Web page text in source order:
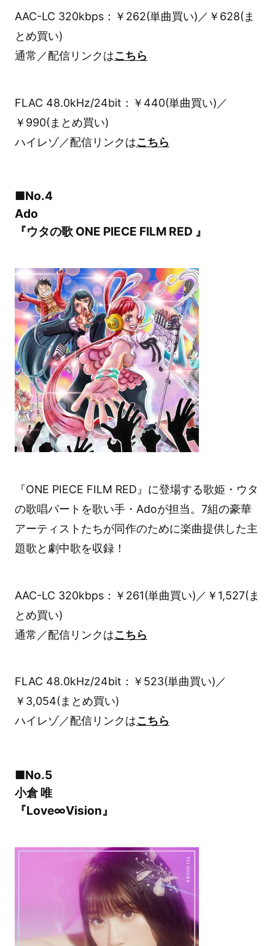
AAC-LC 320kbps：￥262(単曲買い)／￥628(ま
とめ買い)
通常／配信リンクはこちら
FLAC 48.0kHz/24bit：￥440(単曲買い)／
￥990(まとめ買い)
ハイレゾ／配信リンクはこちら
■No.4
Ado
『ウタの歌 ONE PIECE FILM RED 』
『ONE PIECE FILM RED』に登場する歌姫・ウタ
の歌唱パートを歌い手・Adoが担当。7組の豪華
アーティストたちが同作のために楽曲提供した主
題歌と劇中歌を収録！
AAC-LC 320kbps：￥261(単曲買い)／￥1,527(ま
とめ買い)
通常／配信リンクはこちら
FLAC 48.0kHz/24bit：￥523(単曲買い)／
￥3,054(まとめ買い)
ハイレゾ／配信リンクはこちら
■No.5
小倉 唯
『Love∞Vision』